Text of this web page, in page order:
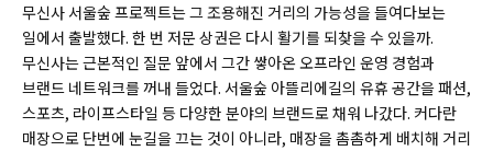
무신사 서울숲 프로젝트는 그 조용해진 거리의 가능성을 들여다보는
일에서 출발했다. 한 번 저문 상권은 다시 활기를 되찾을 수 있을까.
무신사는 근본적인 질문 앞에서 그간 쌓아온 오프라인 운영 경험과
브랜드 네트워크를 꺼내 들었다. 서울숲 아뜰리에길의 유휴 공간을 패션,
스포츠, 라이프스타일 등 다양한 분야의 브랜드로 채워 나갔다. 커다란
매장으로 단번에 눈길을 끄는 것이 아니라, 매장을 촘촘하게 배치해 거리